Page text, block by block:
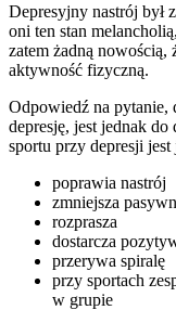
Depresyjny nastrój był
oni ten stan
zatem żadną nowością,
aktywność fizyczną.
Odpowiedź na pytanie,
depresję, jest jednak
sportu przy depresji
poprawia nastrój
zmniejsza
rozprasza
dostarcza
przerywa spiralę
przy sportach
w grupie